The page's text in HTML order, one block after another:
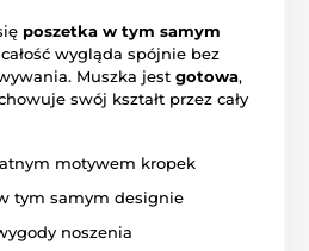
poszetka w tym samym
wygląda spójnie bez
Muszka jest gotowa,
swój kształt przez cały
motywem kropek
tym samym designie
noszenia